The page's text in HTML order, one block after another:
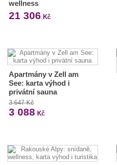
wellness
21 306 Kč
Apartmány v Zell am
See: karta výhod i
privátní sauna
3 647 Kč
3 088 Kč